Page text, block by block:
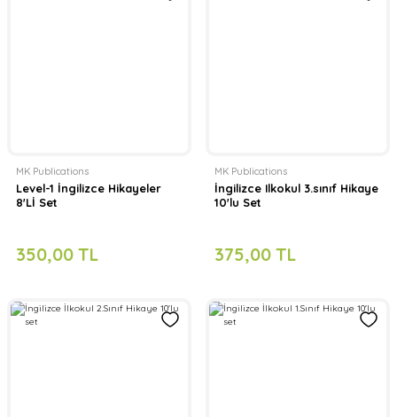
MK Publications
Level-1 İngilizce Hikayeler
8'Lİ Set
350,00 TL
MK Publications
İngilizce Ilkokul 3.sınıf Hikaye
10'lu Set
375,00 TL